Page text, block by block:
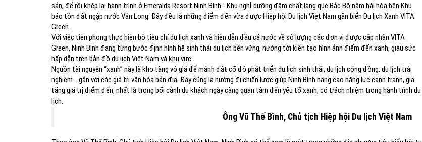
sản, để rồi khép lại hành trình ở Emeralda Resort Ninh Bình - Khu nghỉ dưỡng đậm chất làng quê Bắc Bộ nằm hài hòa bên Khu
bảo tồn đất ngập nước Vân Long. Đây đều là những điểm đến vừa được Hiệp hội Du lịch Việt Nam gắn biển Du lịch Xanh VITA
Green.
Với việc tiên phong thực hiện bộ tiêu chí du lịch xanh và hiện dẫn đầu cả nước về số lượng các đơn vị được cấp nhãn VITA
Green, Ninh Bình đang từng bước định hình hệ sinh thái du lịch bền vững, hướng tới kiến tạo hình ảnh điểm đến xanh, giàu sức
hấp dẫn trên bản đồ du lịch Việt Nam và khu vực.
Nguồn tài nguyên “xanh” này là kho tàng vô giá để mảnh đất cố đô phát triển du lịch sinh thái, du lịch cộng đồng, du lịch trải
nghiệm... gắn với các giá trị văn hóa bản địa. Đây cũng là hướng đi chiến lược giúp Ninh Bình nâng cao năng lực cạnh tranh, gia
tăng giá trị điểm đến, nhất là trong bối cảnh du khách ngày càng quan tâm đến yếu tố xanh, có trách nhiệm trong hành trình du
lịch.
Ông Vũ Thế Bình, Chủ tịch Hiệp hội Du lịch Việt Nam